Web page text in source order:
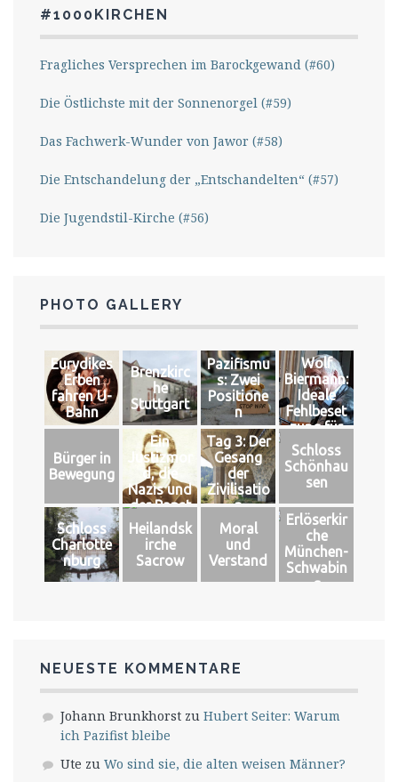
#1000KIRCHEN
Fragliches Versprechen im Barockgewand (#60)
Die Östlichste mit der Sonnenorgel (#59)
Das Fachwerk-Wunder von Jawor (#58)
Die Entschandelung der „Entschandelten“ (#57)
Die Jugendstil-Kirche (#56)
PHOTO GALLERY
Eurydikes
Erben
fahren U-
Bahn
Brenzkirc
he
Stuttgart
Pazifismu
s: Zwei
Positione
n
Wolf
Biermann:
Ideale
Fehlbeset
zung für
das große
Glück
Bürger in
Bewegung
Ein
Justizmor
d, die
Nazis und
der Papst
Tag 3: Der
Gesang
der
Zivilisatio
n
Schloss
Schönhau
sen
Schloss
Charlotte
nburg
Heilandsk
irche
Sacrow
Moral
und
Verstand
Erlöserkir
che
München-
Schwabin
g
NEUESTE KOMMENTARE
Johann Brunkhorst zu Hubert Seiter: Warum
ich Pazifist bleibe
Ute zu Wo sind sie, die alten weisen Männer?